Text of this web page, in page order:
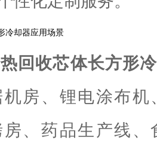
冷却器应用场景
回收芯体长方形
房、锂电涂布
、药品生产线、